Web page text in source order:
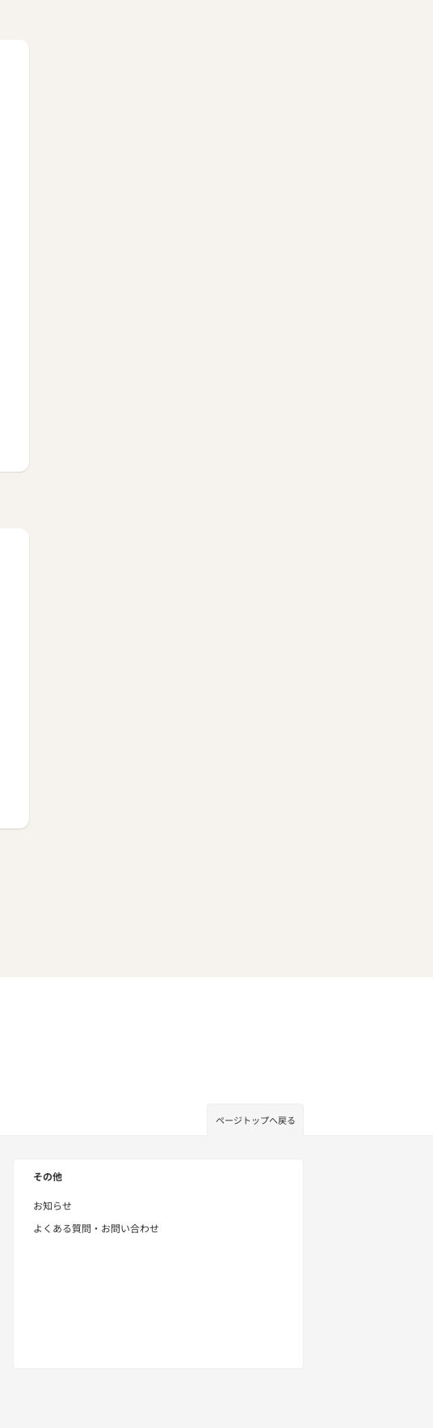
ページトップへ戻る
その他
お知らせ
よくある質問・お問い合わせ